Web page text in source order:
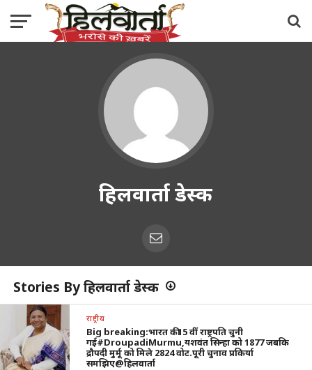
हिलवार्ता डेस्क
Stories By हिलवार्ता डेस्क
राष्ट्रीय
Big breaking:भारत की15 वीं राष्ट्रपति चुनी
गई#DroupadiMurmu,यशवंत सिन्हा को 1877 जबकि
द्रौपदी मुर्मू को मिले 2824 वोट.पूरी चुनाव प्रकिर्या
समझिए@हिलवार्ता